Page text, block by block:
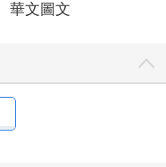
華文圖文